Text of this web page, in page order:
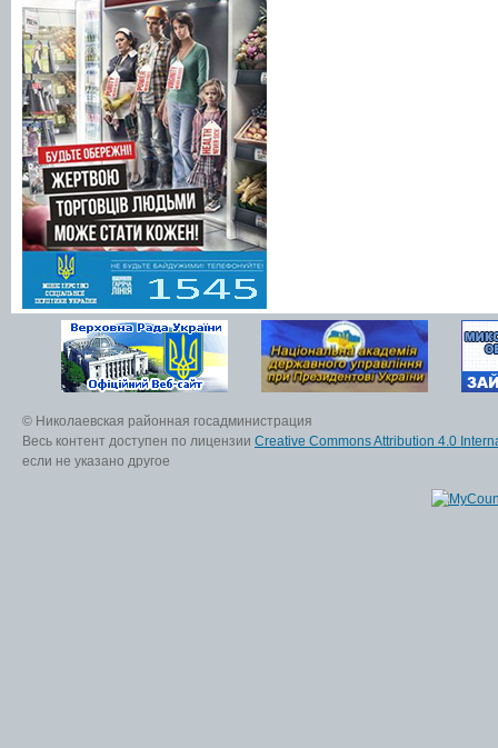
© Николаевская районная госадминистрация
Весь контент доступен по лицензии Creative Commons Attribution 4.0
если не указано другое